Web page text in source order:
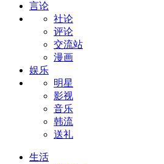
言论
社论
评论
交流站
漫画
娱乐
明星
影视
音乐
韩流
送礼
生活